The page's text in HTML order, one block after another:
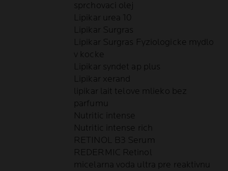
sprchovaci olej
Lipikar urea 10
Lipikar Surgras
Lipikar Surgras Fyziologicke mydlo
v kocke
Lipikar syndet ap plus
Lipikar xerand
lipikar lait telove mlieko bez
parfumu
Nutritic intense
Nutritic intense rich
RETINOL B3 Serum
REDERMIC Retinol
micelarna voda ultra pre reaktivnu